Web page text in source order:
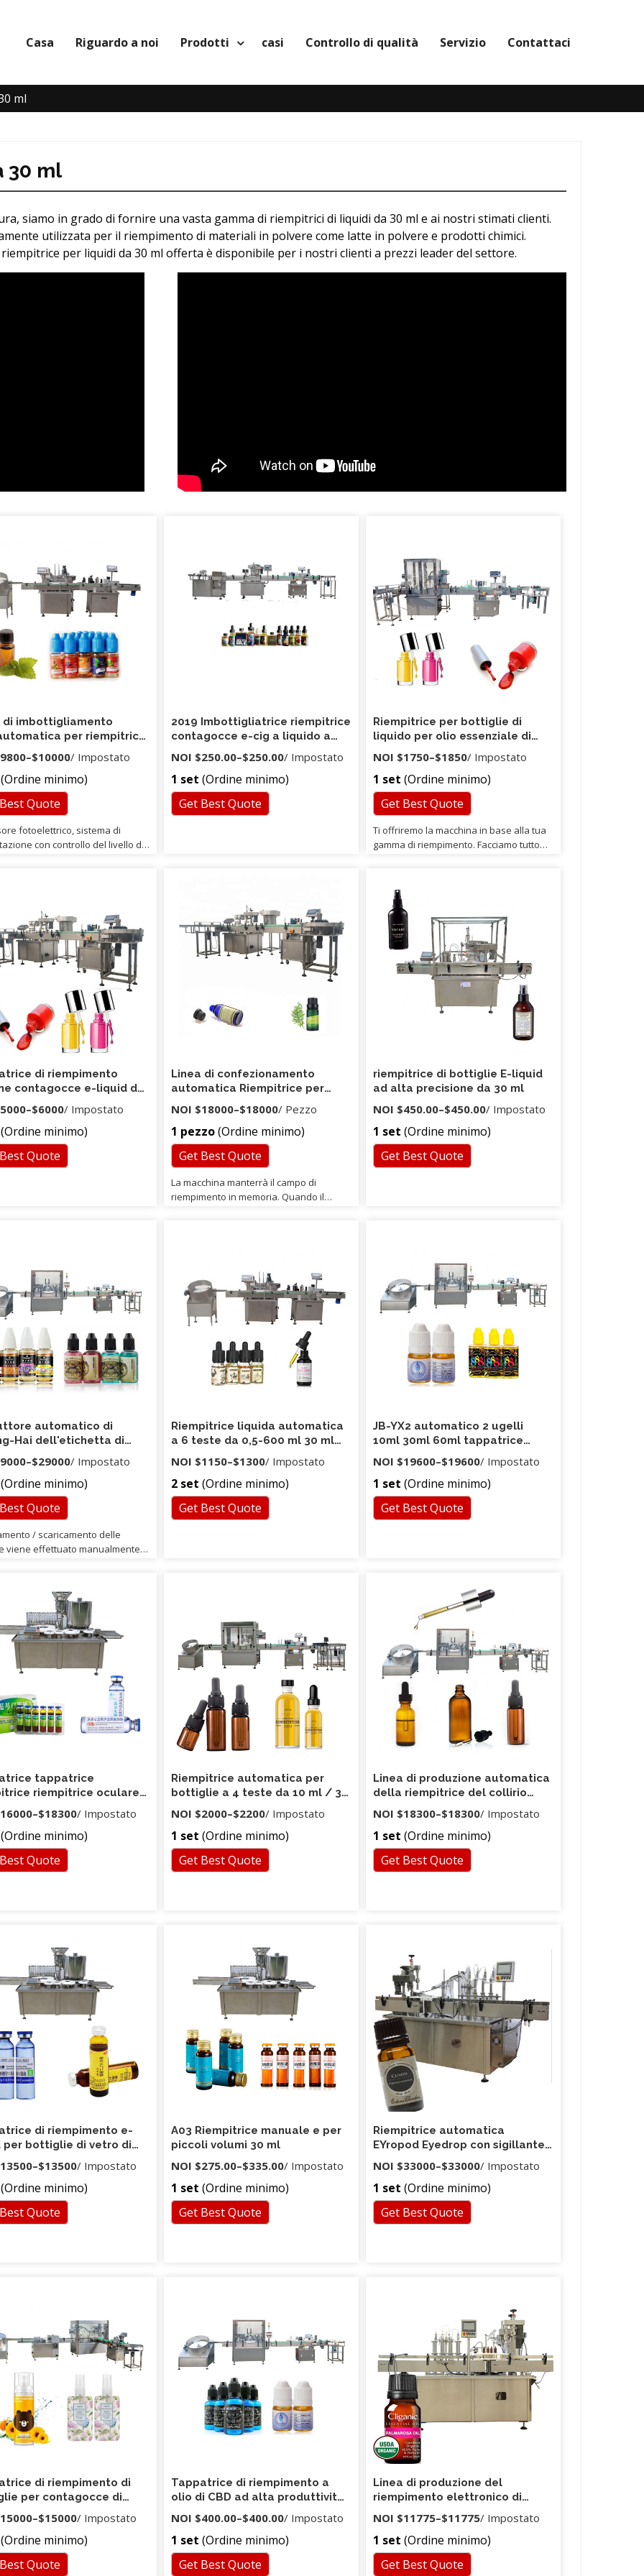
Casa Riguardo a noi Prodotti casi Controllo di qualità Servizio Contattaci
ml
30 ml
siamo in grado di fornire una vasta gamma di riempitrici di liquidi da 30 ml e ai nostri stimati clienti.
utilizzata per il riempimento di materiali in polvere come latte in polvere e prodotti chimici.
per liquidi da 30 ml offerta è disponibile per i nostri clienti a prezzi leader del settore.
di imbottigliamento
per riempitrice
liquida con prezzo di
–$10000/ Impostato
(Ordine minimo)
Quote
fotoelettrico, sistema di
con controllo del livello del
il tuo lavoratore, se necessario.
2019 Imbottigliatrice riempitrice
contagocce e-cig a liquido a
testa doppia 30ml e nuova e
economica
NOI $250.00–$250.00/ Impostato
1 set (Ordine minimo)
Get Best Quote
Riempitrice per bottiglie di
liquido per olio essenziale di
fiala con pompa per ingranaggi
di controllo digitale manuale da
tavolo TODF-100
NOI $1750–$1850/ Impostato
1 set (Ordine minimo)
Get Best Quote
Ti offriremo la macchina in base alla tua
gamma di riempimento. Facciamo tutto
fornitore di articoli per feste
professionali, nessun processo
intermedio, abbiamo prezzi competitivi e
garanzia di qualità.
di riempimento
contagocce e-liquid da
30 ml 60 ml / riempitrice
per bottiglie in
per animali domestici
–$6000/ Impostato
(Ordine minimo)
Quote
Linea di confezionamento
automatica Riempitrice per
bottiglie di liquore di vino
NOI $18000–$18000/ Pezzo
1 pezzo(Ordine minimo)
Get Best Quote
La macchina manterrà il campo di
riempimento in memoria. Quando il
riempimento in memoria.
riempitrice di bottiglie E-liquid
ad alta precisione da 30 ml
NOI $450.00–$450.00/ Impostato
1 set (Ordine minimo)
Get Best Quote
automatico di
Hai dell'etichetta di
di tappatura del
di riempimento del tappo
automatico
–$29000/ Impostato
(Ordine minimo)
Quote
/ scaricamento delle
viene effettuato manualmente,
di scarico, o direttamente da una
produzione. l'intero processo
è completato dal flusso
operando sotto la protezione e
assicurando che la linea di
sterile del collirio. soddisfare
versione dei requisiti GMP, la
produzione si applica anche ad
di plastica di piccola
Riempitrice liquida automatica
a 6 teste da 0,5-600 ml 30 ml
per pompa peristaltica
NOI $1150–$1300/ Impostato
2 set (Ordine minimo)
Get Best Quote
JB-YX2 automatico 2 ugelli
10ml 30ml 60ml tappatrice
riempitrice di liquido per ejuice
eliquida bottiglia di gorilla
NOI $19600–$19600/ Impostato
1 set (Ordine minimo)
Get Best Quote
tappatrice
riempitrice oculare
3000BPH del fornitore
verificato
–$18300/ Impostato
(Ordine minimo)
Quote
Riempitrice automatica per
bottiglie a 4 teste da 10 ml / 30
ml / 50 ml
NOI $2000–$2200/ Impostato
1 set (Ordine minimo)
Get Best Quote
Linea di produzione automatica
della riempitrice del collirio
dell'occhio 30ml e fabbrica
liquida del riempimento del
collirio del profumo della
bottiglia liquida
NOI $18300–$18300/ Impostato
1 set (Ordine minimo)
Get Best Quote
di riempimento e-
per bottiglie di vetro di
Tappatrice di
e-juice con
CE
–$13500/ Impostato
(Ordine minimo)
Quote
A03 Riempitrice manuale e per
piccoli volumi 30 ml
NOI $275.00–$335.00/ Impostato
1 set (Ordine minimo)
Get Best Quote
Riempitrice automatica
EYropod Eyedrop con sigillante
IQ, OQ
NOI $33000–$33000/ Impostato
1 set (Ordine minimo)
Get Best Quote
di riempimento di
per contagocce di
da 10 ml 30 ml 60 ml e
–$15000/ Impostato
(Ordine minimo)
Quote
Tappatrice di riempimento a
olio di CBD ad alta produttività
a basso costo per 10 ml 30 ml
NOI $400.00–$400.00/ Impostato
1 set (Ordine minimo)
Get Best Quote
Linea di produzione del
riempimento elettronico di
Eyedrops / e-liquid della
macchina di rifornimento
dell'olio della sigaretta
elettronica 5-30ml
NOI $11775–$11775/ Impostato
1 set (Ordine minimo)
Get Best Quote